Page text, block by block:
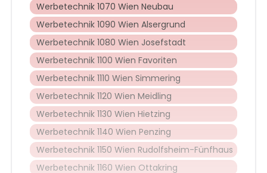
Werbetechnik 1070 Wien Neubau
Werbetechnik 1090 Wien Alsergrund
Werbetechnik 1080 Wien Josefstadt
Werbetechnik 1100 Wien Favoriten
Werbetechnik 1110 Wien Simmering
Werbetechnik 1120 Wien Meidling
Werbetechnik 1130 Wien Hietzing
Werbetechnik 1140 Wien Penzing
Werbetechnik 1150 Wien Rudolfsheim-Fünfhaus
Werbetechnik 1160 Wien Ottakring